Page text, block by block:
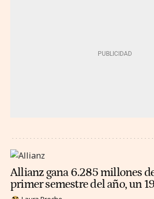
Allianz gana 6.285 millones
primer semestre del año, un